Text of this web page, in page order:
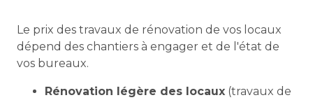
Le prix des travaux de rénovation de vos locaux
dépend des chantiers à engager et de l'état de
vos bureaux.
Rénovation légère des locaux (travaux de